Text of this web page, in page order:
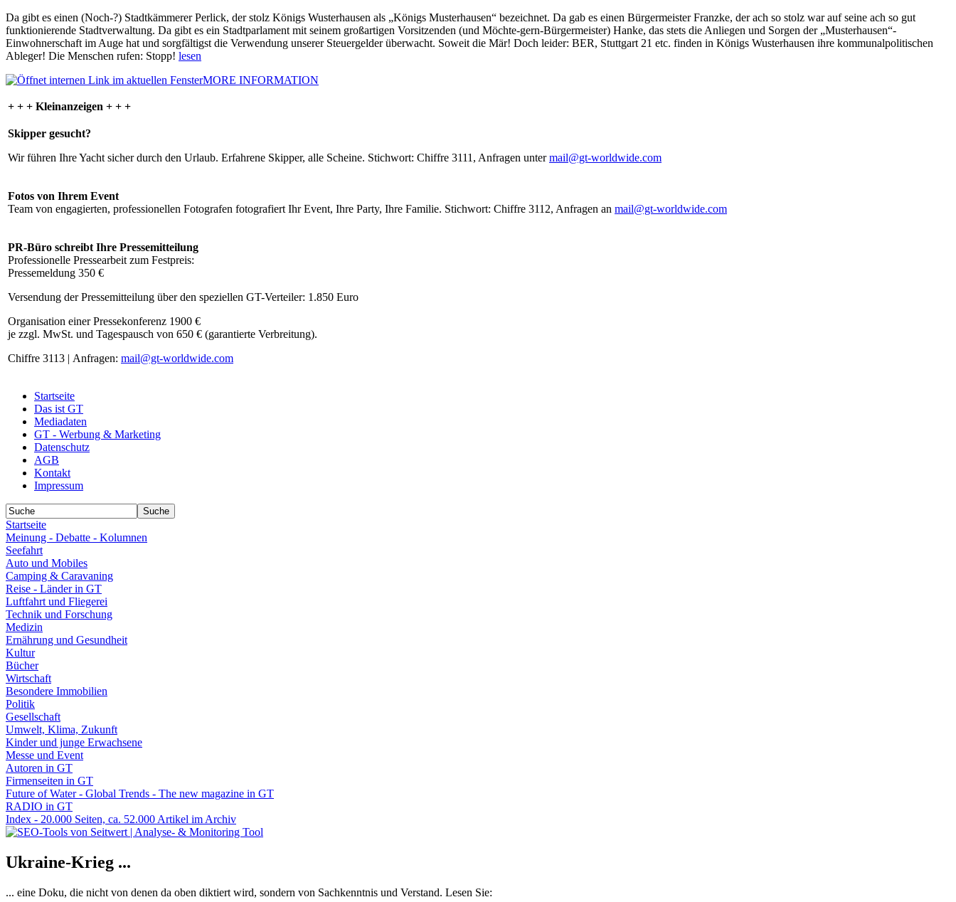
Da gibt es einen (Noch-?) Stadtkämmerer Perlick, der stolz Königs Wusterhausen als „Königs Musterhausen“ bezeichnet. Da gab es einen Bürgermeister Franzke, der ach so stolz war auf seine ach so gut
funktionierende Stadtverwaltung. Da gibt es ein Stadtparlament mit seinem großartigen Vorsitzenden (und Möchte-gern-Bürgermeister) Hanke, das stets die Anliegen und Sorgen der „Musterhausen“-
Einwohnerschaft im Auge hat und sorgfältigst die Verwendung unserer Steuergelder überwacht. Soweit die Mär! Doch leider: BER, Stuttgart 21 etc. finden in Königs Wusterhausen ihre kommunalpolitischen
Ableger! Die Menschen rufen: Stopp! lesen
MORE INFORMATION
+ + + Kleinanzeigen + + +
Skipper gesucht?
Wir führen Ihre Yacht sicher durch den Urlaub. Erfahrene Skipper, alle Scheine. Stichwort: Chiffre 3111, Anfragen untermail@gt-worldwide.com
Fotos von Ihrem Event
Team von engagierten, professionellen Fotografen fotografiert Ihr Event, Ihre Party, Ihre Familie. Stichwort: Chiffre 3112, Anfragen an mail@gt-worldwide.com
PR-Büro schreibt Ihre Pressemitteilung
Professionelle Pressearbeit zum Festpreis:
Pressemeldung 350 €
Versendung der Pressemitteilung über den speziellen GT-Verteiler: 1.850 Euro
Organisation einer Pressekonferenz 1900 €
je zzgl. MwSt. und Tagespausch von 650 € (garantierte Verbreitung).
Chiffre 3113 | Anfragen: mail@gt-worldwide.com
Startseite
Das ist GT
Mediadaten
GT - Werbung & Marketing
Datenschutz
AGB
Kontakt
Impressum
Startseite
Meinung - Debatte - Kolumnen
Seefahrt
Auto und Mobiles
Camping & Caravaning
Reise - Länder in GT
Luftfahrt und Fliegerei
Technik und Forschung
Medizin
Ernährung und Gesundheit
Kultur
Bücher
Wirtschaft
Besondere Immobilien
Politik
Gesellschaft
Umwelt, Klima, Zukunft
Kinder und junge Erwachsene
Messe und Event
Autoren in GT
Firmenseiten in GT
Future of Water - Global Trends - The new magazine in GT
RADIO in GT
Index - 20.000 Seiten, ca. 52.000 Artikel im Archiv
Ukraine-Krieg ...
... eine Doku, die nicht von denen da oben diktiert wird, sondern von Sachkenntnis und Verstand. Lesen Sie: